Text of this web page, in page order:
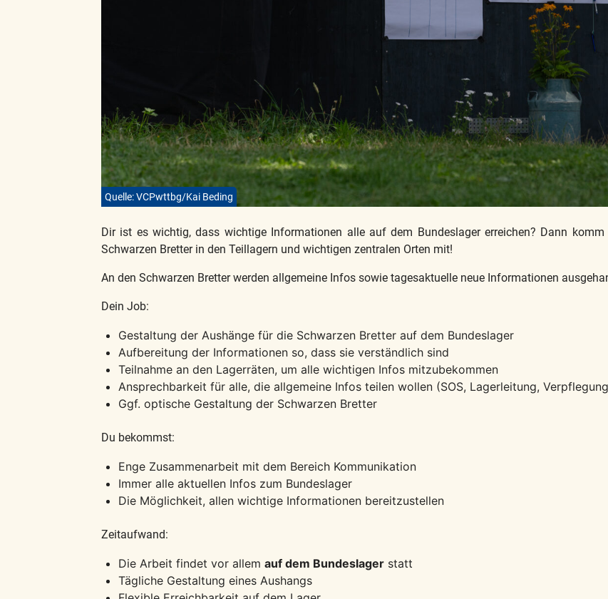
Quelle: VCPwttbg/Kai Beding
Dir ist es wichtig, dass wichtige Informationen alle auf dem Bundeslager erreichen? Dann
Schwarzen Bretter in den Teillagern und wichtigen zentralen Orten mit!
An den Schwarzen Bretter werden allgemeine Infos sowie tagesaktuelle neue Informationen
Dein Job:
Gestaltung der Aushänge für die Schwarzen Bretter auf dem Bundeslager
Aufbereitung der Informationen so, dass sie verständlich sind
Teilnahme an den Lagerräten, um alle wichtigen Infos mitzubekommen
Ansprechbarkeit für alle, die allgemeine Infos teilen wollen (SOS, Lagerleitung,
Ggf. optische Gestaltung der Schwarzen Bretter
Du bekommst:
Enge Zusammenarbeit mit dem Bereich Kommunikation
Immer alle aktuellen Infos zum Bundeslager
Die Möglichkeit, allen wichtige Informationen bereitzustellen
Zeitaufwand:
Die Arbeit findet vor allem auf dem Bundeslager statt
Tägliche Gestaltung eines Aushangs